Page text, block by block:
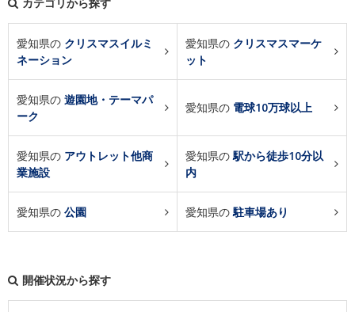
愛知県の クリスマスイルミ
ネーション
愛知県の クリスマスマーケ
ット
愛知県の 遊園地・テーマパ
ーク
愛知県の 電球10万球以上
愛知県の アウトレット他商
業施設
愛知県の駅から徒歩10分以
内
愛知県の 公園 愛知県の駐車場あり
開催状況から探す